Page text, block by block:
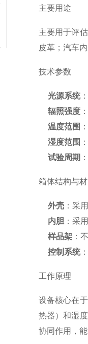
主要用途
主要用于评
皮革；汽车
技术参数
光源系统
辐照强度
温度范围
湿度范围
试验周期
箱体结构与
外壳 ：采
内胆 ：采
样品架 ：
控制系统
工作原理
设备核心在
热器）和湿
协同作用，